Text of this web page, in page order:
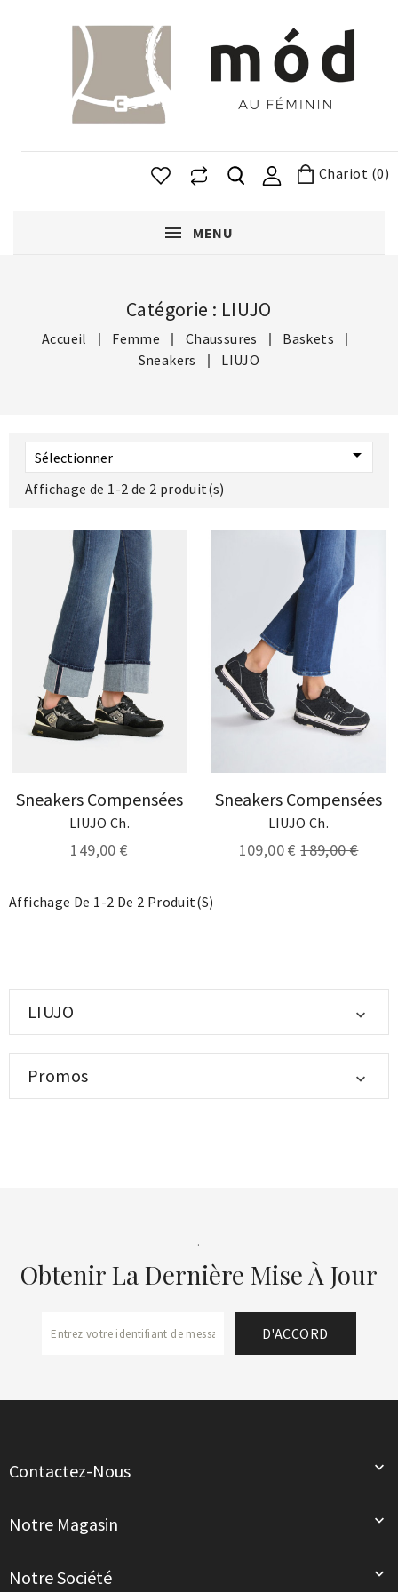
Chariot (0)
MENU
Catégorie : LIUJO
Accueil Femme Chaussures
Baskets
Sneakers
LIUJO
Sélectionner 
Affichage de 1-2 de 2 produit(s)
Sneakers Compensées
LIUJO Ch.
149,00 €
Sneakers Compensées
LIUJO Ch.
109,00 €189,00 €
Affichage De 1-2 De 2 Produit(s)
LIUJO 
Promos 
.
Obtenir La Dernière Mise À Jour
Contactez-Nous 
Notre Magasin 
Notre Société 